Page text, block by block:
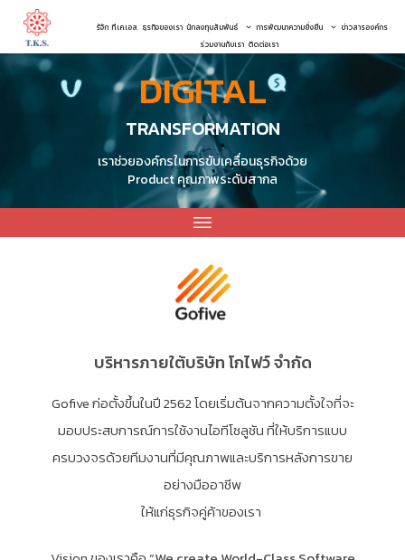
รู้จัก ที.เค.เอส. ธุรกิจของเรา นักลงทุนสัมพันธ์ การพัฒนาความยั่งยืน
ข่าวสารองค์กร
ร่วมงานกับเรา ติดต่อเรา
DIGITAL
TRANSFORMATION
เราช่วยองค์กรในการขับเคลื่อนธุรกิจด้วย
Product คุณภาพระดับสากล
บริหารภายใต้บริษัท โกไฟว์ จำกัด
Gofive ก่อตั้งขึ้นในปี 2562 โดยเริ่มต้นจากความตั้งใจที่จะ
มอบประสบการณ์การใช้งานไอทีโซลูชัน ที่ให้บริการแบบ
ครบวงจรด้วยทีมงานที่มีคุณภาพและบริการหลังการขาย
อย่างมืออาชีพ
ให้แก่ธุรกิจคู่ค้าของเรา